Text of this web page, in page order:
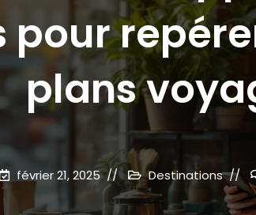
pour
plans
février 21, 2025 Destinations